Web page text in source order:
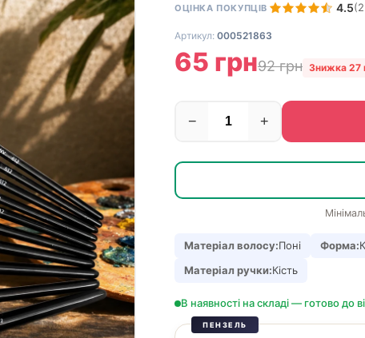
ОЦІНКА ПОКУПЦІВ 4.5(2
Артикул: 000521863
65 грн92 грн Знижка 27
− +
Матеріал волосу:Поні Форма:
Матеріал ручки:Кість
В наявності на складі — готово до
ПЕНЗЕЛЬ